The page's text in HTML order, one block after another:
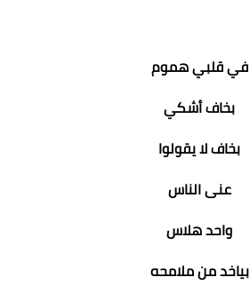
في قلبي هموم
بخاف أشكي
بخاف لا يقولوا
عنى الناس
واحد هلاس
بياخد من ملامحه